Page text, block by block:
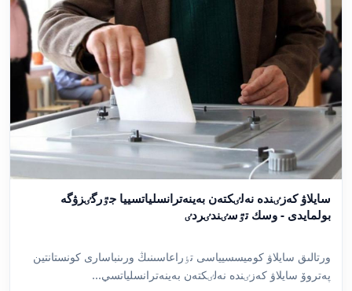
سايلاۋ كەزٸندە نەلٸكتەن بەينەترانسلياتسييا جٷرگٸزۋگە
بولمايدى - وسك تٷسٸندٸردٸ
ورتالىق سايلاۋ كوميسسيياسى تٶراعاسىنىڭ ورىنباسارى كونستانتين
پەتروۆ سايلاۋ كەزٸندە نەلٸكتەن بەينەترانسلياتسي...